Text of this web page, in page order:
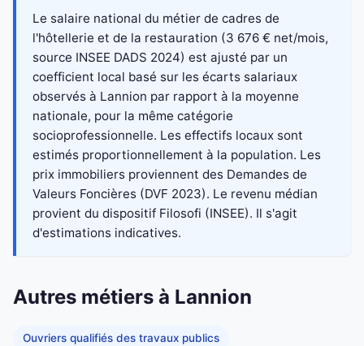
Le salaire national du métier de cadres de
l'hôtellerie et de la restauration (3 676 € net/mois,
source INSEE DADS 2024) est ajusté par un
coefficient local basé sur les écarts salariaux
observés à Lannion par rapport à la moyenne
nationale, pour la même catégorie
socioprofessionnelle. Les effectifs locaux sont
estimés proportionnellement à la population. Les
prix immobiliers proviennent des Demandes de
Valeurs Foncières (DVF 2023). Le revenu médian
provient du dispositif Filosofi (INSEE). Il s'agit
d'estimations indicatives.
Autres métiers à Lannion
Ouvriers qualifiés des travaux publics